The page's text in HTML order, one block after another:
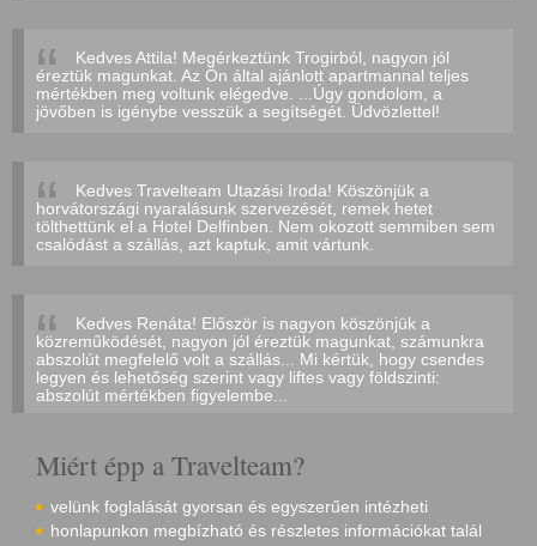
Kedves Attila! Megérkeztünk Trogirból, nagyon jól
éreztük magunkat. Az Ön által ajánlott apartmannal teljes
mértékben meg voltunk elégedve. ...Úgy gondolom, a
jövőben is igénybe vesszük a segítségét. Üdvözlettel!
Kedves Travelteam Utazási Iroda! Köszönjük a
horvátországi nyaralásunk szervezését, remek hetet
tölthettünk el a Hotel Delfinben. Nem okozott semmiben sem
csalódást a szállás, azt kaptuk, amit vártunk.
Kedves Renáta! Először is nagyon köszönjük a
közreműködését, nagyon jól éreztük magunkat, számunkra
abszolút megfelelő volt a szállás... Mi kértük, hogy csendes
legyen és lehetőség szerint vagy liftes vagy földszinti:
abszolút mértékben figyelembe...
Miért épp a Travelteam?
velünk foglalását gyorsan és egyszerűen intézheti
honlapunkon megbízható és részletes információkat talál